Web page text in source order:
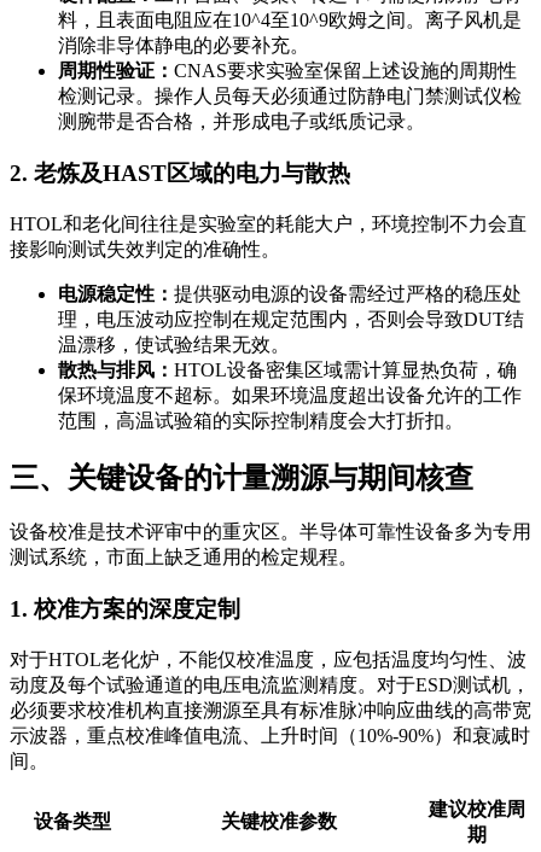
料，且表面电阻应在10^4至10^9欧姆之间。离子风机是
消除非导体静电的必要补充。
周期性验证： CNAS要求实验室保留上述设施的周期性
检测记录。操作人员每天必须通过防静电门禁测试仪检
测腕带是否合格，并形成电子或纸质记录。
2. 老炼及HAST区域的电力与散热
HTOL和老化间往往是实验室的耗能大户，环境控制不力会直
接影响测试失效判定的准确性。
电源稳定性： 提供驱动电源的设备需经过严格的稳压处
理，电压波动应控制在规定范围内，否则会导致DUT结
温漂移，使试验结果无效。
散热与排风： HTOL设备密集区域需计算显热负荷，确
保环境温度不超标。如果环境温度超出设备允许的工作
范围，高温试验箱的实际控制精度会大打折扣。
三、关键设备的计量溯源与期间核查
设备校准是技术评审中的重灾区。半导体可靠性设备多为专用
测试系统，市面上缺乏通用的检定规程。
1. 校准方案的深度定制
对于HTOL老化炉，不能仅校准温度，应包括温度均匀性、波
动度及每个试验通道的电压电流监测精度。对于ESD测试机，
必须要求校准机构直接溯源至具有标准脉冲响应曲线的高带宽
示波器，重点校准峰值电流、上升时间（10%-90%）和衰减时
间。
设备类型 关键校准参数
建议校准周
期